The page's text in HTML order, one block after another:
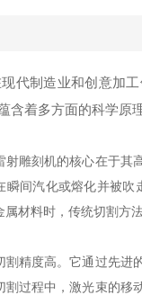
制造业和创意加工领
含着多方面的科学原
刻机的核心在于其高
瞬间汽化或熔化并被
属材料时，传统切割方
度高。它通过先进的
割过程中，激光束的移